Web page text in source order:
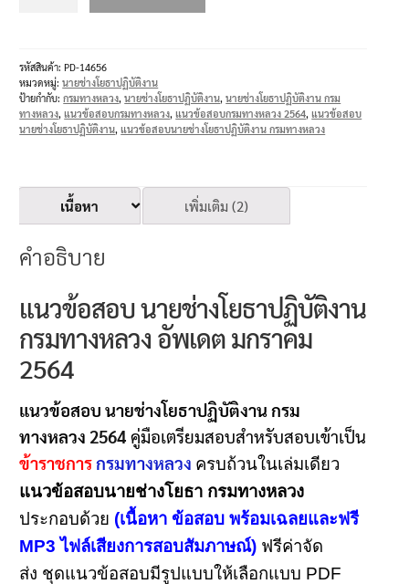
รหัสสินค้า:PD-14656
หมวดหมู่:นายช่างโยธาปฏิบัติงาน
ป้ายกำกับ:กรมทางหลวง,นายช่างโยธาปฏิบัติงาน,นายช่างโยธาปฏิบัติงาน กรม
ทางหลวง,แนวข้อสอบกรมทางหลวง,แนวข้อสอบกรมทางหลวง 2564,แนวข้อสอบ
นายช่างโยธาปฏิบัติงาน,แนวข้อสอบนายช่างโยธาปฏิบัติงาน กรมทางหลวง
เนื้อหา เพิ่มเติม (2)
คำอธิบาย
แนวข้อสอบ นายช่างโยธาปฏิบัติงาน
กรมทางหลวง อัพเดต มกราคม
2564
แนวข้อสอบ นายช่างโยธาปฏิบัติงาน กรม
ทางหลวง 2564 คู่มือเตรียมสอบสำหรับสอบเข้าเป็น
ข้าราชการกรมทางหลวง ครบถ้วนในเล่มเดียว
แนวข้อสอบนายช่างโยธา กรมทางหลวง
ประกอบด้วย (เนื้อหา ข้อสอบ พร้อมเฉลยและฟรี
MP3 ไฟล์เสียงการสอบสัมภาษณ์) ฟรีค่าจัด
ส่ง ชุดแนวข้อสอบมีรูปแบบให้เลือกแบบ PDF